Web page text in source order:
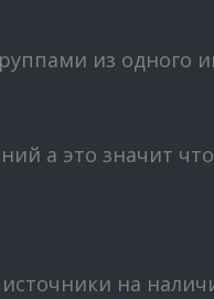
из одного
а это значит
на